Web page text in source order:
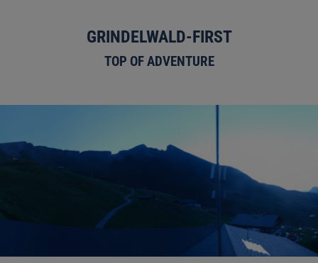
GRINDELWALD-FIRST
TOP OF ADVENTURE